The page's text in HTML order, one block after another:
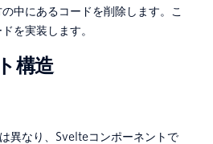
中にあるコードを削除します。こ
を実装します。
構造
異なり、Svelteコンポーネントで